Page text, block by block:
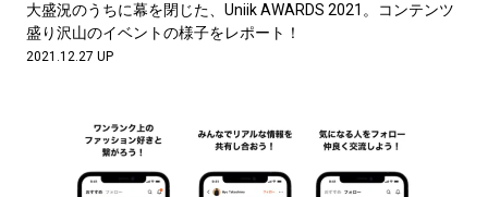
大盛況のうちに幕を閉じた、Uniik AWARDS 2021。コンテンツ
盛り沢山のイベントの様子をレポート！
2021.12.27 UP